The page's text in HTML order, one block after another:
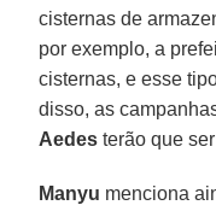
cisternas de
por exemplo, a
cisternas, e esse
disso, as
Aedes terão que
Manyu menciona